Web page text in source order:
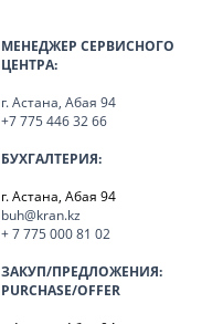
МЕНЕДЖЕР СЕРВИСНОГО
ЦЕНТРА:
г. Астана, Абая 94
+7 775 446 32 66
БУХГАЛТЕРИЯ:
г. Астана, Абая 94
buh@kran.kz
+ 7 775 000 81 02
ЗАКУП/ПРЕДЛОЖЕНИЯ:
PURCHASE/OFFER